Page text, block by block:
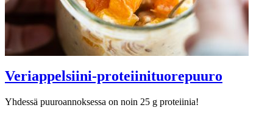
Veriappelsiini-proteiinituorepuuro
Yhdessä puuroannoksessa on noin 25 g proteiinia!